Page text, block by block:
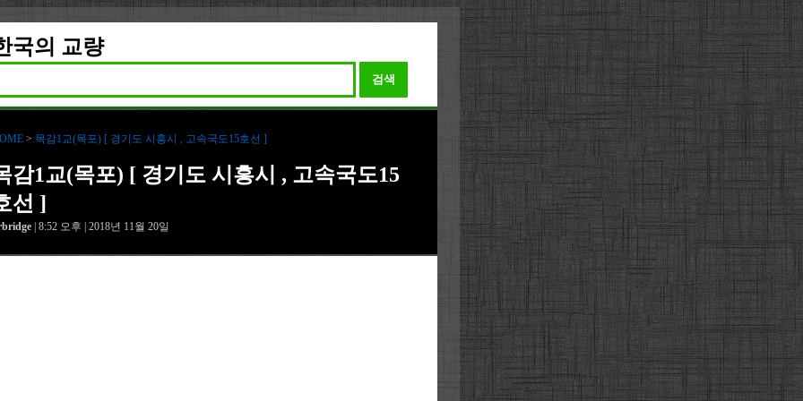
국의 교량
검색
> 목감1교(목포) [ 경기도 시흥시 , 고속국도15호선 ]
감1교(목포) [ 경기도 시흥시 , 고속국도15
선 ]
| 8:52 오후 | 2018년 11월 20일